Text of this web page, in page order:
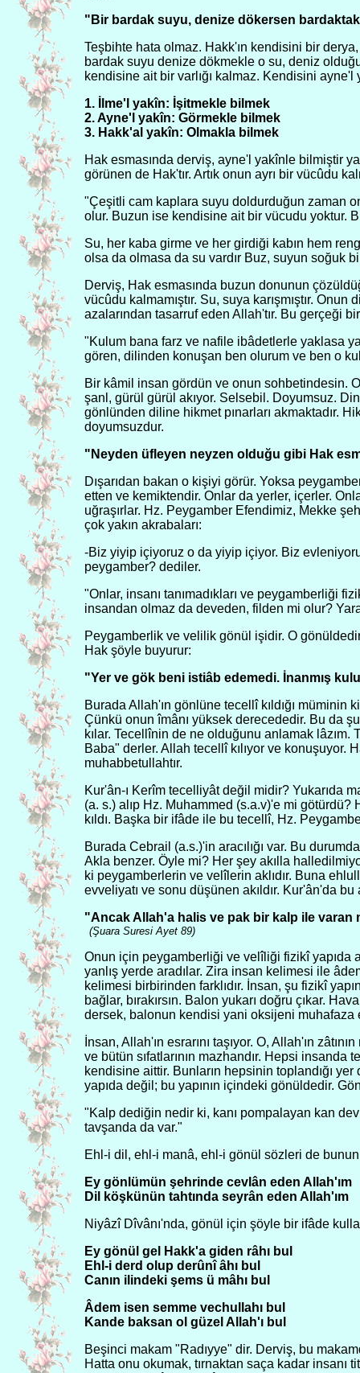
"Bir bardak suyu, denize dökersen
Teşbihte hata olmaz. Hakk'ın kendisini bir
bardak suyu denize dökmekle o su, deniz
kendisine ait bir varlığı kalmaz. Kendisini
1. İlme'l yakîn: İşitmekle bilmek
2. Ayne'l yakîn: Görmekle bilmek
3. Hakk'al yakîn: Olmakla bilmek
Hak esmasında derviş, ayne'l yakînle bilmiştir
görünen de Hak'tır. Artık onun ayrı bir vücûdu
"Çeşitli cam kaplara suyu doldurduğun zaman
olur. Buzun ise kendisine ait bir vücudu yoktur.
Su, her kaba girme ve her girdiği kabın hem
olsa da olmasa da su vardır Buz, suyun soğuk
Derviş, Hak esmasında buzun donunun
vücûdu kalmamıştır. Su, suya karışmıştır.
azalarından tasarruf eden Allah'tır. Bu gerçeği
"Kulum bana farz ve nafile ibâdetlerle yaklasa
gören, dilinden konuşan ben olurum ve ben o
Bir kâmil insan gördün ve onun sohbetindesin.
şanl, gürül gürül akıyor. Selsebil. Doyumsuz.
gönlünden diline hikmet pınarları akmaktadır.
doyumsuzdur.
"Neyden üfleyen neyzen olduğu gibi Hak
Dışarıdan bakan o kişiyi görür. Yoksa
etten ve kemiktendir. Onlar da yerler, içerler.
uğraşırlar. Hz. Peygamber Efendimiz, Mekke
çok yakın akrabaları:
-Biz yiyip içiyoruz o da yiyip içiyor. Biz
peygamber? dediler.
"Onlar, insanı tanımadıkları ve peygamberliği
insandan olmaz da deveden, filden mi olur?
Peygamberlik ve velilik gönül işidir. O
Hak şöyle buyurur:
"Yer ve gök beni istiâb edemedi. İnanmış
Burada Allah'ın gönlüne tecellî kıldığı
Çünkü onun îmânı yüksek derecededir. Bu da
kılar. Tecellînin de ne olduğunu anlamak
Baba" derler. Allah tecellî kılıyor ve konuşuyor.
muhabbetullahtır.
Kur'ân-ı Kerîm tecelliyât değil midir? Yukarıda
(a. s.) alıp Hz. Muhammed (s.a.v)'e mi
kıldı. Başka bir ifâde ile bu tecellî, Hz.
Burada Cebrail (a.s.)'in aracılığı var. Bu
Akla benzer. Öyle mi? Her şey akılla
ki peygamberlerin ve velîlerin aklıdır. Buna
evveliyatı ve sonu düşünen akıldır. Kur'ân'da
"Ancak Allah'a halis ve pak bir kalp ile varan
(Şuara Suresi Ayet 89)
Onun için peygamberliği ve velîliği fizikî yapıda
yanlış yerde aradılar. Zira insan kelimesi ile
kelimesi birbirinden farklıdır. İnsan, şu fizikî
bağlar, bırakırsın. Balon yukarı doğru çıkar.
dersek, balonun kendisi yani oksijeni muhafaza
İnsan, Allah'ın esrarını taşıyor. O, Allah'ın
ve bütün sıfatlarının mazhandır. Hepsi insanda
kendisine aittir. Bunların hepsinin toplandığı
yapıda değil; bu yapının içindeki gönüldedir.
"Kalp dediğin nedir ki, kanı pompalayan kan
tavşanda da var."
Ehl-i dil, ehl-i manâ, ehl-i gönül sözleri de
Ey gönlümün şehrinde cevlân eden Allah'ım
Dil köşkünün tahtında seyrân eden Allah'ım
Niyâzî Dîvânı'nda, gönül için şöyle bir ifâde
Ey gönül gel Hakk'a giden râhı bul
Ehl-i derd olup derûnî âhı bul
Canın ilindeki şems ü mâhı bul
Âdem isen semme vechullahı bul
Kande baksan ol güzel Allah'ı bul
Beşinci makam "Radıyye" dir. Derviş, bu
Hatta onu okumak, tırnaktan saça kadar insanı